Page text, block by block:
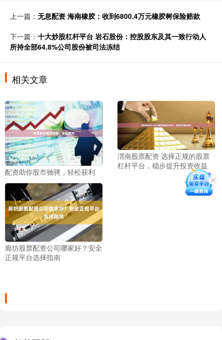
上一篇： 无息配资 海南橡胶：收到6800.4万元橡胶树保险赔款
下一篇： 十大炒股杠杆平台 岩石股份：控股股东及其一致行动人
所持全部64.8%公司股份被司法冻结
相关文章
配资助你股市驰骋，轻松获利
渭南股票配资 选择正规的股票
杠杆平台，稳步提升投资收益
廊坊股票配资公司哪家好？安全
正规平台选择指南